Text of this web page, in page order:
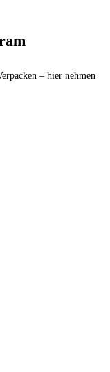
– hier nehmen